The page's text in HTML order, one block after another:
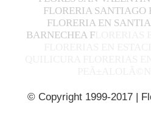
FLORERIA SANTIAGO
FLORERIA EN
BARNECHEA F
© Copyright 1999-2017 |